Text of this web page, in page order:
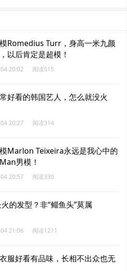
Romedius Turr，身高一米九颜
以后肯定是超模！
20:02 阅读515
好看的韩国艺人，怎么就没火
20:27 阅读314
Marlon Teixeira永远是我心中的
男模！
20:57 阅读330
的发型？非“鲻鱼头”莫属
21:06 阅读1211
服好看有品味，长相不出众也无